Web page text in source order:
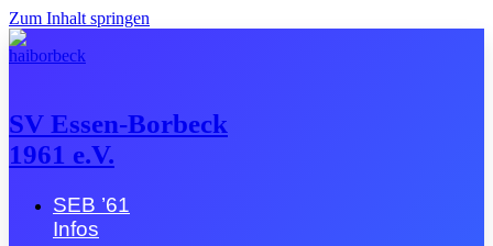
Zum Inhalt springen
SV Essen-Borbeck
1961 e.V.
SEB ’61
Infos